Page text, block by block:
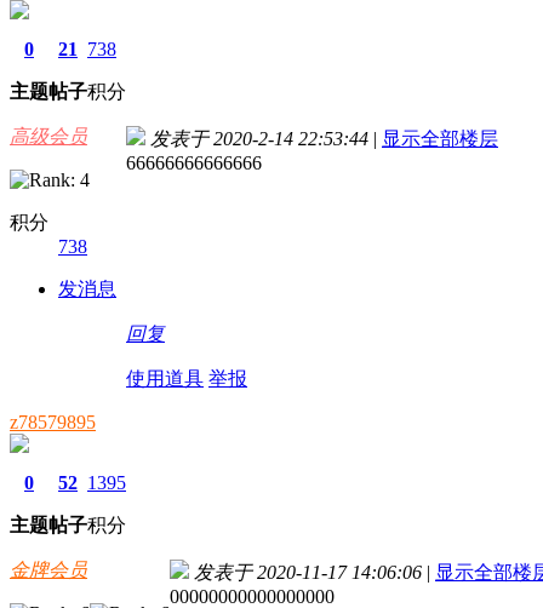
0
主题
21
帖子
738
积分
高级会员
积分
738
发消息
发表于 2020-2-14 22:53:44 | 显示全部楼层
66666666666666
回复
使用道具 举报
z78579895
0
主题
52
帖子
1395
积分
金牌会员 发表于 2020-11-17 14:06:06 | 显示全部楼
00000000000000000